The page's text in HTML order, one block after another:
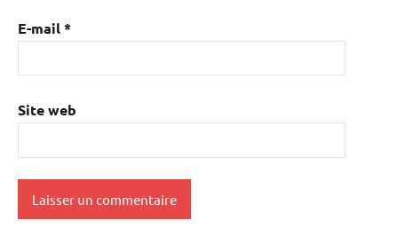
E-mail*
Site web